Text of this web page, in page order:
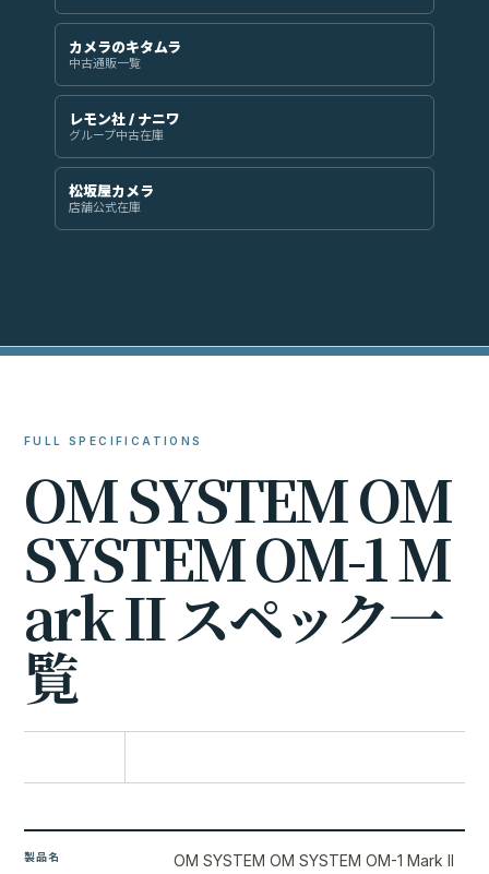
カメラのキタムラ
中古通販一覧
レモン社 / ナニワ
グループ中古在庫
松坂屋カメラ
店舗公式在庫
FULL SPECIFICATIONS
OMSYSTEMOM
SYSTEMOM-1M
arkIIスペック一
覧
製品名 OM SYSTEM OM SYSTEM OM-1 Mark II